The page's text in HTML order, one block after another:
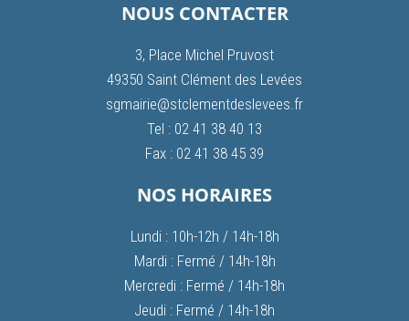
NOUS CONTACTER
3, Place Michel Pruvost
49350 Saint Clément des Levées
sgmairie@stclementdeslevees.fr
Tel : 02 41 38 40 13
Fax : 02 41 38 45 39
NOS HORAIRES
Lundi : 10h-12h / 14h-18h
Mardi : Fermé / 14h-18h
Mercredi : Fermé / 14h-18h
Jeudi : Fermé / 14h-18h